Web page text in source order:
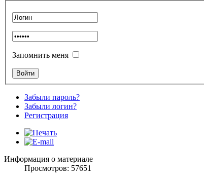
Запомнить меня
Забыли пароль?
Забыли логин?
Регистрация
Информация о материале
Просмотров: 57651